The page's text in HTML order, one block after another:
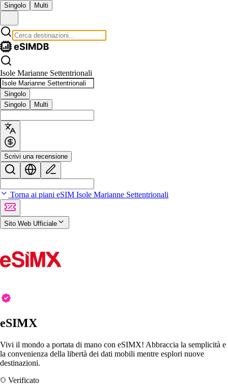
Singolo Multi
Isole Marianne Settentrionali
Singolo
Singolo
Multi
Scrivi una recensione
Torna ai piani eSIM Isole Marianne Settentrionali
Sito Web Ufficiale
eSIMX
Vivi il mondo a portata di mano con eSIMX! Abbraccia la semplicità e
la convenienza della libertà dei dati mobili mentre esplori nuove
destinazioni.
Verificato